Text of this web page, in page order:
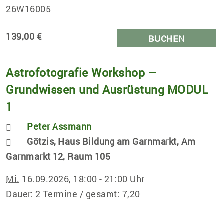
26W16005
139,00 € BUCHEN
Astrofotografie Workshop –
Grundwissen und Ausrüstung MODUL
1
Peter Assmann
Götzis, Haus Bildung am Garnmarkt, Am
Garnmarkt 12, Raum 105
Mi. 16.09.2026, 18:00 - 21:00 Uhr
Dauer: 2 Termine / gesamt: 7,20